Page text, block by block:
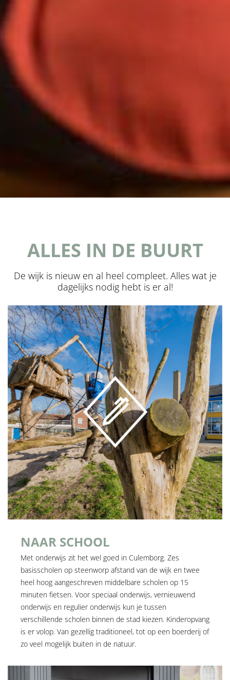
ALLES IN DE BUURT
De wijk is nieuw en al heel compleet. Alles wat je
dagelijks nodig hebt is er al!
NAAR SCHOOL
Met onderwijs zit het wel goed in Culemborg. Zes
basisscholen op steenworp afstand van de wijk en twee
heel hoog aangeschreven middelbare scholen op 15
minuten fietsen. Voor speciaal onderwijs, vernieuwend
onderwijs en regulier onderwijs kun je tussen
verschillende scholen binnen de stad kiezen. Kinderopvang
is er volop. Van gezellig traditioneel, tot op een boerderij of
zo veel mogelijk buiten in de natuur.